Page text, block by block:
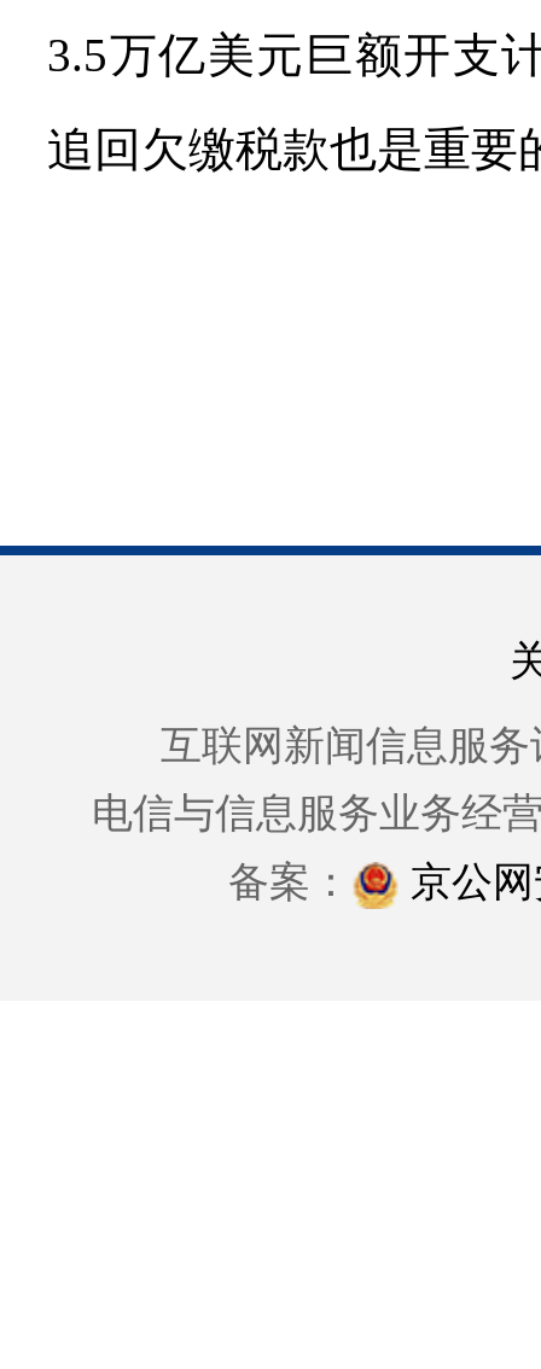
3.5万亿美元巨额开支
追回欠缴税款也是重要
互联网新闻信息服务
电信与信息服务业务经
备案：
京公网